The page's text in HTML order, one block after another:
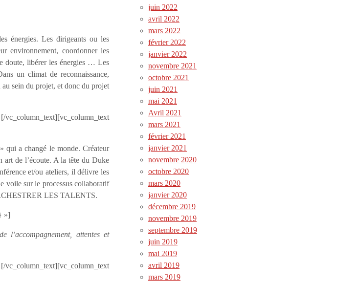
énergies. Les dirigeants ou les
environnement, coordonner les
doute, libérer les énergies … Les
un climat de reconnaissance,
sein du projet, et donc du projet
qui a changé le monde. Créateur
art de l’écoute. A la tête du Duke
et/ou ateliers, il délivre les
voile sur le processus collaboratif
LES TALENTS.
»]
attentes et
juin 2022
avril 2022
mars 2022
février 2022
janvier 2022
novembre 2021
octobre 2021
juin 2021
mai 2021
Avril 2021
mars 2021
février 2021
janvier 2021
novembre 2020
octobre 2020
mars 2020
janvier 2020
décembre 2019
novembre 2019
septembre 2019
juin 2019
mai 2019
avril 2019
mars 2019